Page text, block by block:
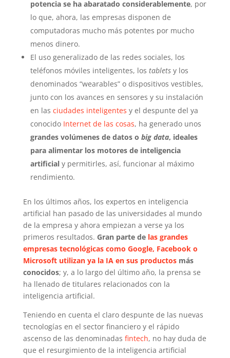
potencia se ha abaratado considerablemente, por
lo que, ahora, las empresas disponen de
computadoras mucho más potentes por mucho
menos dinero.
El uso generalizado de las redes sociales, los
teléfonos móviles inteligentes, los tabletsy los
denominados “wearables” o dispositivos vestibles,
junto con los avances en sensores y su instalación
en las ciudades inteligentes y el despunte del ya
conocido Internet de las cosas, ha generado unos
grandes volúmenes de datos o big data, ideales
para alimentar los motores de inteligencia
artificialy permitirles, así, funcionar al máximo
rendimiento.
En los últimos años, los expertos en inteligencia
artificial han pasado de las universidades al mundo
de la empresa y ahora empiezan a verse ya los
primeros resultados. Gran parte delas grandes
empresas tecnológicas como Google, Facebook o
Microsoft utilizan ya la IA en sus productosmás
conocidos; y, a lo largo del último año, la prensa se
ha llenado de titulares relacionados con la
inteligencia artificial.
Teniendo en cuenta el claro despunte de las nuevas
tecnologías en el sector financiero y el rápido
ascenso de las denominadas fintech, no hay duda de
que el resurgimiento de la inteligencia artificial